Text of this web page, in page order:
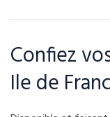
Confiez
Ile de